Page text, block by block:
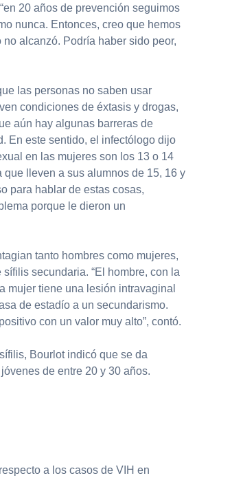
20 años de prevención seguimos
nunca. Entonces, creo que hemos
alcanzó. Podría haber sido peor,
las personas no saben usar
condiciones de éxtasis y drogas,
aún hay algunas barreras de
En este sentido, el infectólogo dijo
en las mujeres son los 13 o 14
que lleven a sus alumnos de 15, 16 y
para hablar de estas cosas,
porque le dieron un
tanto hombres como mujeres,
secundaria. “El hombre, con la
mujer tiene una lesión intravaginal
de estadío a un secundarismo.
con un valor muy alto”, contó.
Bourlot indicó que se da
de entre 20 y 30 años.
a los casos de VIH en